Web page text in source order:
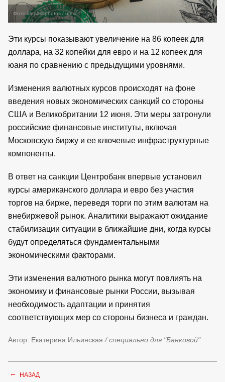
Фото Depositphotos / ureci
Эти курсы показывают увеличение на 86 копеек для
доллара, на 32 копейки для евро и на 12 копеек для
юаня по сравнению с предыдущими уровнями.
Изменения валютных курсов происходят на фоне
введения новых экономических санкций со стороны
США и Великобритании 12 июня. Эти меры затронули
российские финансовые институты, включая
Московскую биржу и ее ключевые инфраструктурные
компоненты.
В ответ на санкции Центробанк впервые установил
курсы американского доллара и евро без участия
торгов на бирже, переведя торги по этим валютам на
внебиржевой рынок. Аналитики выражают ожидание
стабилизации ситуации в ближайшие дни, когда курсы
будут определяться фундаментальными
экономическими факторами.
Эти изменения валютного рынка могут повлиять на
экономику и финансовые рынки России, вызывая
необходимость адаптации и принятия
соответствующих мер со стороны бизнеса и граждан.
Автор: Екатерина Ильинская / специально для "Банковой"
← НАЗАД